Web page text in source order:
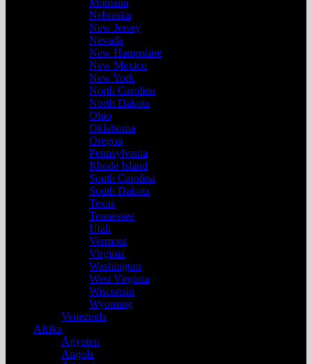
Montana
Nebraska
New Jersey
Nevada
New Hampshire
New Mexico
New York
North Carolina
North Dakota
Ohio
Oklahoma
Oregon
Pennsylvania
Rhode Island
South Carolina
South Dakota
Texas
Tennessee
Utah
Vermont
Virginia
Washington
West Virginia
Wisconsin
Wyoming
Venezuela
Afrika
Ägypten
Angola